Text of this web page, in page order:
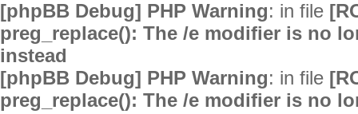
[phpBB Debug] PHP Warning: in file
preg_replace(): The /e modifier is no
instead
[phpBB Debug] PHP Warning: in file
preg_replace(): The /e modifier is no